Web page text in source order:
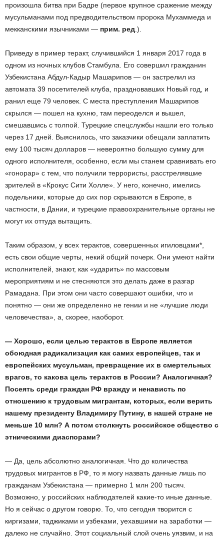
произошла битва при Бадре (первое крупное сражение между
мусульманами под предводительством пророка Мухаммеда и
мекканскими язычниками — прим. ред .).
Приведу в пример теракт, случившийся 1 января 2017 года в
одном из ночных клубов Стамбула. Его совершил гражданин
Узбекистана Абдул-Кадыр Машарипов — он застрелил из
автомата 39 посетителей клуба, праздновавших Новый год, и
ранил еще 79 человек. С места преступления Машарипов
скрылся — пошел на кухню, там переоделся и вышел,
смешавшись с толпой. Турецкие спецслужбы нашли его только
через 17 дней. Выяснилось, что заказчики обещали заплатить
ему 100 тысяч долларов — невероятно большую сумму для
одного исполнителя, особенно, если мы станем сравнивать его
«гонорар» с тем, что получили террористы, расстрелявшие
зрителей в «Крокус Сити Холле». У него, конечно, имелись
подельники, которые до сих пор скрываются в Европе, в
частности, в Дании, и турецкие правоохранительные органы не
могут их оттуда вытащить.
Таким образом, у всех терактов, совершенных игиловцами*,
есть свои общие черты, некий общий почерк. Они умеют найти
исполнителей, знают, как «ударить» по массовым
мероприятиям и не стесняются это делать даже в разгар
Рамадана. При этом они часто совершают ошибки, что и
понятно — они же определенно не гении и не «лучшие люди
человечества», а, скорее, наоборот.
— Хорошо, если целью терактов в Европе является
обоюдная радикализация как самих европейцев, так и
европейских мусульман, превращение их в смертельных
врагов, то какова цель терактов в России? Аналогичная?
Посеять среди граждан РФ вражду и ненависть по
отношению к трудовым мигрантам, которых, если верить
нашему президенту Владимиру Путину, в нашей стране не
меньше 10 млн? А потом столкнуть российское общество с
этническими диаспорами?
— Да, цель абсолютно аналогичная. Что до количества
трудовых мигрантов в РФ, то я могу назвать данные лишь по
гражданам Узбекистана — примерно 1 млн 200 тысяч.
Возможно, у российских наблюдателей какие-то иные данные.
Но я сейчас о другом говорю. То, что сегодня творится с
киргизами, таджиками и узбеками, уехавшими на заработки —
далеко не случайно. Этот социальный слой очень уязвим, и на